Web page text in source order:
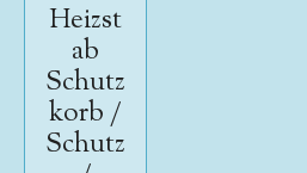
Heizst
ab
Schutz
korb /
Schutz